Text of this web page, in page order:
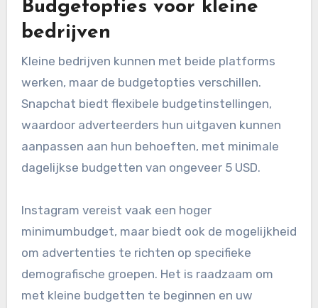
Budgetopties voor kleine
bedrijven
Kleine bedrijven kunnen met beide platforms
werken, maar de budgetopties verschillen.
Snapchat biedt flexibele budgetinstellingen,
waardoor adverteerders hun uitgaven kunnen
aanpassen aan hun behoeften, met minimale
dagelijkse budgetten van ongeveer 5 USD.
Instagram vereist vaak een hoger
minimumbudget, maar biedt ook de mogelijkheid
om advertenties te richten op specifieke
demografische groepen. Het is raadzaam om
met kleine budgetten te beginnen en uw